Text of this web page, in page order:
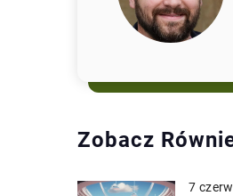
Zobacz
7